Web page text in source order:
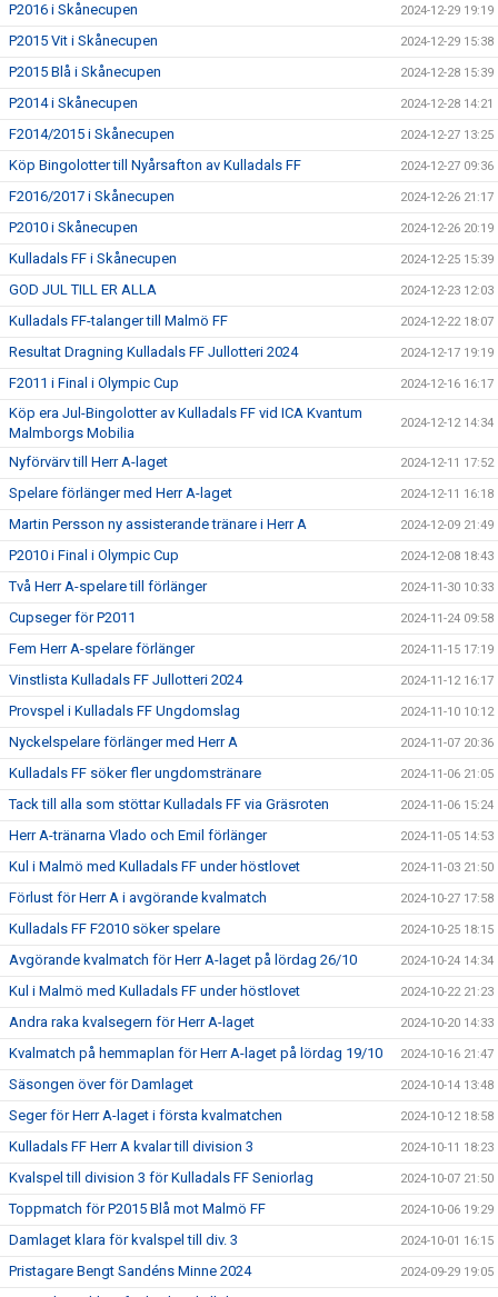
P2016 i Skånecupen 2024-12-29 19:19
P2015 Vit i Skånecupen 2024-12-29 15:38
P2015 Blå i Skånecupen 2024-12-28 15:39
P2014 i Skånecupen 2024-12-28 14:21
F2014/2015 i Skånecupen 2024-12-27 13:25
Köp Bingolotter till Nyårsafton av Kulladals FF 2024-12-27 09:36
F2016/2017 i Skånecupen 2024-12-26 21:17
P2010 i Skånecupen 2024-12-26 20:19
Kulladals FF i Skånecupen 2024-12-25 15:39
GOD JUL TILL ER ALLA 2024-12-23 12:03
Kulladals FF-talanger till Malmö FF 2024-12-22 18:07
Resultat Dragning Kulladals FF Jullotteri 2024 2024-12-17 19:19
F2011 i Final i Olympic Cup 2024-12-16 16:17
Köp era Jul-Bingolotter av Kulladals FF vid ICA Kvantum
Malmborgs Mobilia
2024-12-12 14:34
Nyförvärv till Herr A-laget 2024-12-11 17:52
Spelare förlänger med Herr A-laget 2024-12-11 16:18
Martin Persson ny assisterande tränare i Herr A 2024-12-09 21:49
P2010 i Final i Olympic Cup 2024-12-08 18:43
Två Herr A-spelare till förlänger 2024-11-30 10:33
Cupseger för P2011 2024-11-24 09:58
Fem Herr A-spelare förlänger 2024-11-15 17:19
Vinstlista Kulladals FF Jullotteri 2024 2024-11-12 16:17
Provspel i Kulladals FF Ungdomslag 2024-11-10 10:12
Nyckelspelare förlänger med Herr A 2024-11-07 20:36
Kulladals FF söker fler ungdomstränare 2024-11-06 21:05
Tack till alla som stöttar Kulladals FF via Gräsroten 2024-11-06 15:24
Herr A-tränarna Vlado och Emil förlänger 2024-11-05 14:53
Kul i Malmö med Kulladals FF under höstlovet 2024-11-03 21:50
Förlust för Herr A i avgörande kvalmatch 2024-10-27 17:58
Kulladals FF F2010 söker spelare 2024-10-25 18:15
Avgörande kvalmatch för Herr A-laget på lördag 26/10 2024-10-24 14:34
Kul i Malmö med Kulladals FF under höstlovet 2024-10-22 21:23
Andra raka kvalsegern för Herr A-laget 2024-10-20 14:33
Kvalmatch på hemmaplan för Herr A-laget på lördag 19/10 2024-10-16 21:47
Säsongen över för Damlaget 2024-10-14 13:48
Seger för Herr A-laget i första kvalmatchen 2024-10-12 18:58
Kulladals FF Herr A kvalar till division 3 2024-10-11 18:23
Kvalspel till division 3 för Kulladals FF Seniorlag 2024-10-07 21:50
Toppmatch för P2015 Blå mot Malmö FF 2024-10-06 19:29
Damlaget klara för kvalspel till div. 3 2024-10-01 16:15
Pristagare Bengt Sandéns Minne 2024 2024-09-29 19:05